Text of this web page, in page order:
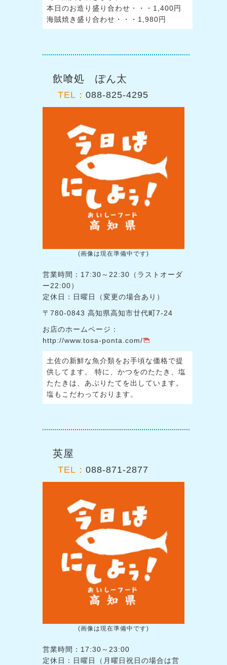
本日のお造り盛り合わせ・・・1,400円
海賊焼き盛り合わせ・・・1,980円
飲喰処 ぽん太
TEL： 088-825-4295
(画像は現在準備中です)
営業時間：17:30～22:30（ラストオーダ
ー22:00）
定休日：日曜日（変更の場合あり）
〒780-0843 高知県高知市廿代町7-24
お店のホームページ：
http://www.tosa-ponta.com/
土佐の新鮮な魚介類をお手頃な価格で提
供してます。 特に、かつをのたたき、塩
たたきは、あぶりたてを出しています。
塩もこだわっております。
英屋
TEL： 088-871-2877
(画像は現在準備中です)
営業時間：17:30～23:00
定休日：日曜日（月曜日祝日の場合は営